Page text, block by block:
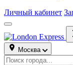
Личный кабинет
Москва